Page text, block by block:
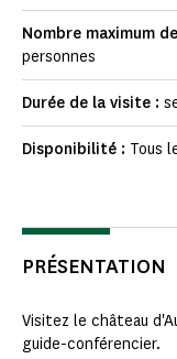
Nombre maximum
personnes
Durée de la visite :
Disponibilité : Tous
PRÉSENTATION
Visitez le château
guide-conférencier.